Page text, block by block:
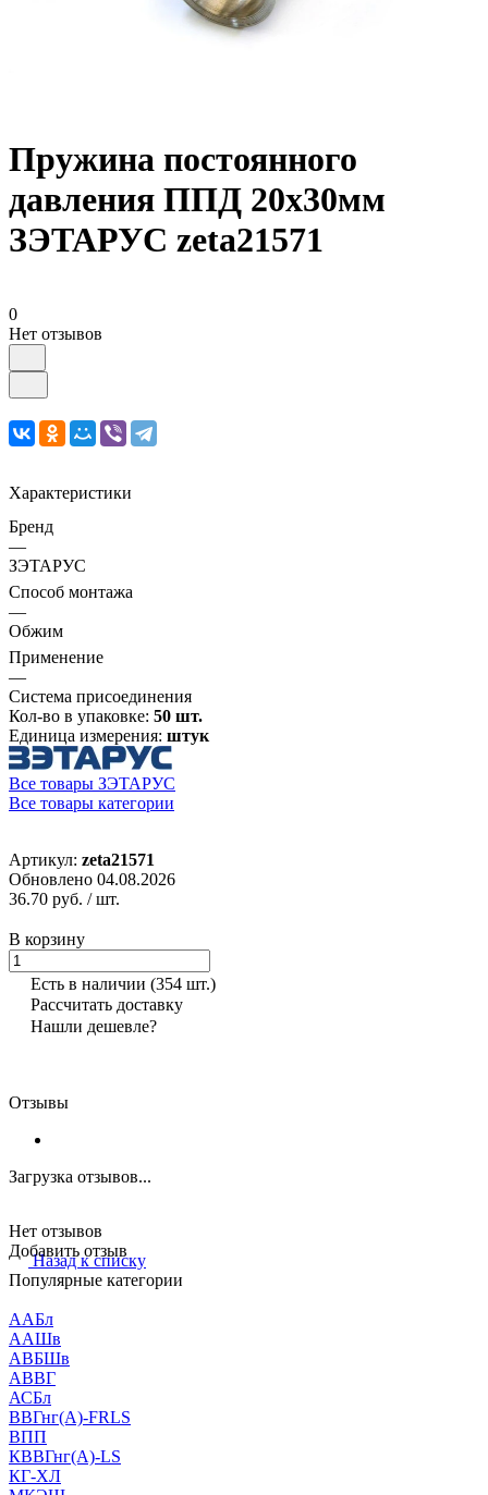
Пружина постоянного
давления ППД 20х30мм
ЗЭТАРУС zeta21571
0
Нет отзывов
Характеристики
Бренд
—
ЗЭТАРУС
Способ монтажа
—
Обжим
Применение
—
Система присоединения
Кол-во в упаковке: 50 шт.
Единица измерения: штук
Все товары ЗЭТАРУС
Все товары категории
Артикул: zeta21571
Обновлено 04.08.2026
36.70 руб. / шт.
В корзину
Есть в наличии (354 шт.)
Рассчитать доставку
Нашли дешевле?
Отзывы
Загрузка отзывов...
Нет отзывов
Добавить отзыв
Назад к списку
Популярные категории
ААБл
ААШв
АВБШв
АВВГ
АСБл
ВВГнг(А)-FRLS
ВПП
КВВГнг(А)-LS
КГ-ХЛ